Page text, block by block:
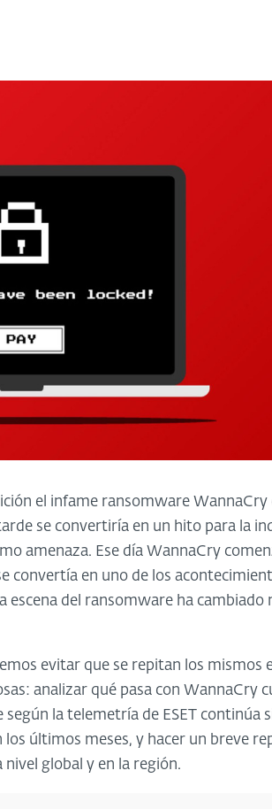
el infame ransomware WannaCry
se convertiría en un hito para la
amenaza. Ese día WannaCry
convertía en uno de los
escena del ransomware ha cambiado
evitar que se repitan los mismos
analizar qué pasa con WannaCry
la telemetría de ESET continúa
últimos meses, y hacer un breve
global y en la región.